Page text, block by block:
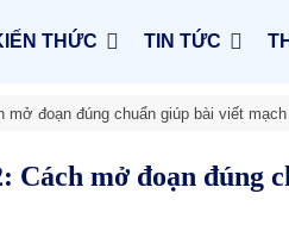
THỨC TIN TỨC
đoạn đúng chuẩn giúp bài viết
Cách mở đoạn đúng